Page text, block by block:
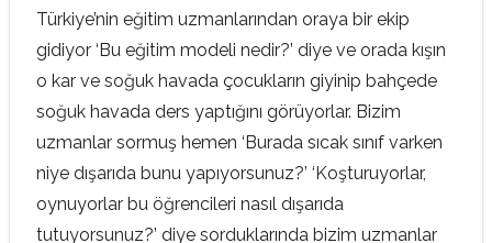
Türkiye’nin eğitim uzmanlarından oraya bir ekip
gidiyor ‘Bu eğitim modeli nedir?’ diye ve orada kışın
o kar ve soğuk havada çocukların giyinip bahçede
soğuk havada ders yaptığını görüyorlar. Bizim
uzmanlar sormuş hemen ‘Burada sıcak sınıf varken
niye dışarıda bunu yapıyorsunuz?’ ‘Koşturuyorlar,
oynuyorlar bu öğrencileri nasıl dışarıda
tutuyorsunuz?’ diye sorduklarında bizim uzmanlar